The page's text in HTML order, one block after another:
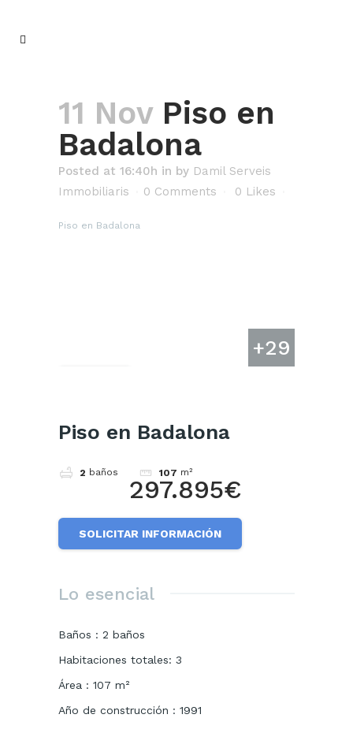
11 NovPiso en
Badalona
Posted at 16:40h in by Damil Serveis
Immobiliaris
0 Comments 0 Likes
Piso en Badalona
+29
Piso en Badalona
2 baños 107 m²
297.895€
SOLICITAR INFORMACIÓN
Lo esencial
Baños : 2 baños
Habitaciones totales: 3
Área : 107 m²
Año de construcción : 1991